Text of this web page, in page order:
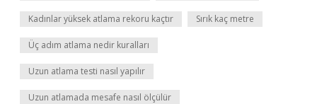
Kadınlar yüksek atlama rekoru kaçtır Sırık kaç metre
Üç adım atlama nedir kuralları
Uzun atlama testi nasıl yapılır
Uzun atlamada mesafe nasıl ölçülür